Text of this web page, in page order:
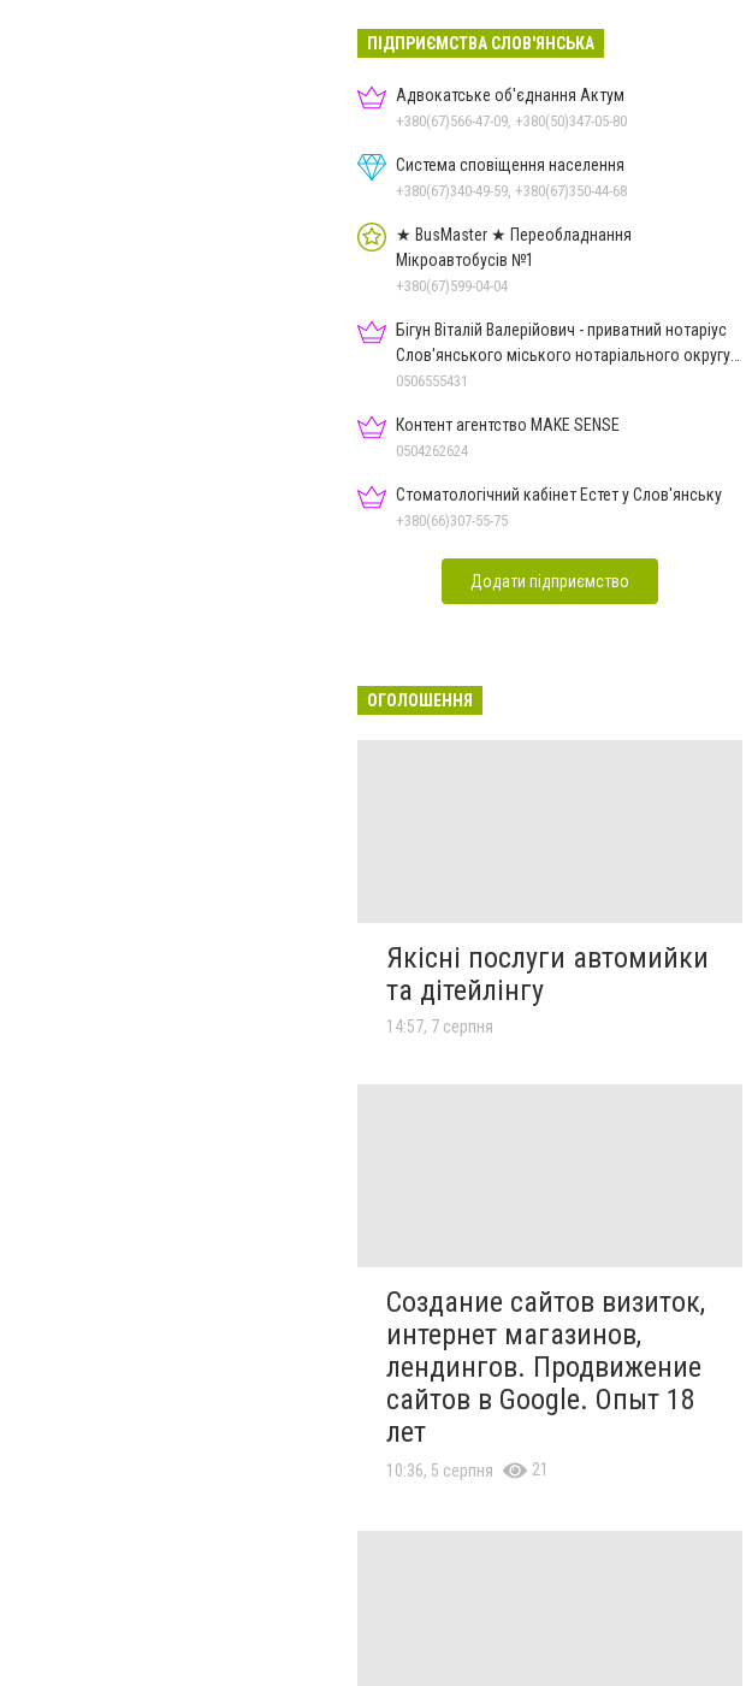
ПІДПРИЄМСТВА СЛОВ'ЯНСЬКА
Адвокатське об'єднання Актум
+380(67)566-47-09, +380(50)347-05-80
Система сповіщення населення
+380(67)340-49-59, +380(67)350-44-68
★ BusMaster ★ Переобладнання
Мікроавтобусів №1
+380(67)599-04-04
Бігун Віталій Валерійович - приватний нотаріус
Слов'янського міського нотаріального округу
Дон.обл.
0506555431
Контент агентство MAKE SENSE
0504262624
Стоматологічний кабінет Естет у Слов'янську
+380(66)307-55-75
Додати підприємство
ОГОЛОШЕННЯ
Якісні послуги автомийки
та дітейлінгу
14:57, 7 серпня
Создание сайтов визиток,
интернет магазинов,
лендингов. Продвижение
сайтов в Google. Опыт 18
лет
10:36, 5 серпня 21